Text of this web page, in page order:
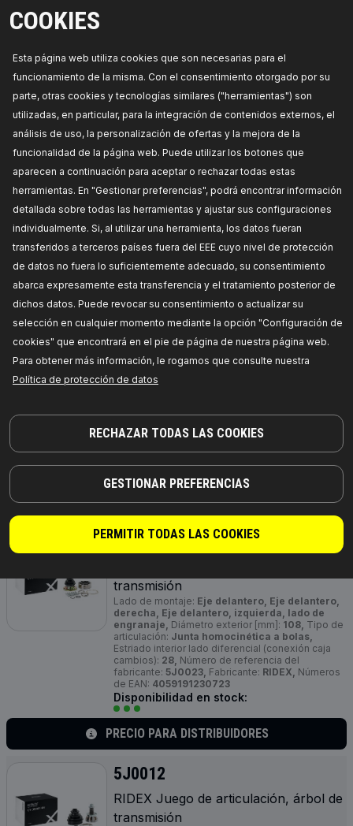
COOKIES
Esta página web utiliza cookies que son necesarias para el
funcionamiento de la misma. Con el consentimiento otorgado por su
parte, otras cookies y tecnologías similares ("herramientas") son
utilizadas, en particular, para la integración de contenidos externos, el
análisis de uso, la personalización de ofertas y la mejora de la
funcionalidad de la página web. Puede utilizar los botones que
aparecen a continuación para aceptar o rechazar todas estas
herramientas. En "Gestionar preferencias", podrá encontrar información
detallada sobre todas las herramientas y ajustar sus configuraciones
individualmente. Si, al utilizar una herramienta, los datos fueran
transferidos a terceros países fuera del EEE cuyo nivel de protección
de datos no fuera lo suficientemente adecuado, su consentimiento
abarca expresamente esta transferencia y el tratamiento posterior de
dichos datos. Puede revocar su consentimiento o actualizar su
selección en cualquier momento mediante la opción "Configuración de
cookies" que encontrará en el pie de página de nuestra página web.
Para obtener más información, le rogamos que consulte nuestra
Política de protección de datos
RECHAZAR TODAS LAS COOKIES
GESTIONAR PREFERENCIAS
PERMITIR TODAS LAS COOKIES
PRECIO PARA DISTRIBUIDORES
1147T0035
RIDEX Trípode, árbol de transmisión
Ancho 1 [mm]:23,75,Bulón Ø 1 [mm]:17,00,
rodillo trípode [mm]:29,00, Longitud total [mm]:
44,15,
Estriado interior
lado dif. (conexión eje de unión): 19,Ancho [mm]:
9,45,
Número de referencia del fabricante:
1147T0035, Fabricante:RIDEX,Números de EAN:
4066423489644
Disponibilidad en stock:
PRECIO PARA DISTRIBUIDORES
5J0047
RIDEX Juego de articulación, árbol de
transmisión
Lado de montaje:Eje delantero, lado de rueda,
Longitud [mm]:
Dentado exterior, lado de
rueda:22,
parte interior,Medida de rosca:M20 x 1,5,
Material fuelle:Caucho,Número de referencia
del fabricante:5J0047, Fabricante:
Números de EAN:4059191230693
Disponibilidad en stock:
PRECIO PARA DISTRIBUIDORES
5J0023
transmisión
Lado de montaje: Eje delantero, Eje delantero,
derecha, Eje delantero, izquierda, lado de
engranaje, Diámetro exterior [mm]: 108, Tipo de
articulación: Junta homocinética a bolas,
Estriado interior lado diferencial (conexión caja
cambios): 28, Número de referencia del
fabricante: 5J0023, Fabricante: RIDEX, Números
de EAN: 4059191230723
Disponibilidad en stock:
PRECIO PARA DISTRIBUIDORES
5J0012
RIDEX Juego de articulación, árbol de
transmisión